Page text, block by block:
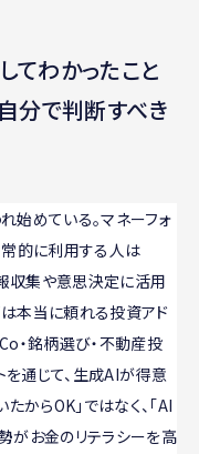
わかったこと
分で判断すべき
始めている。マネーフォ
常的に利用する人は
収集や意思決定に活用
は本当に頼れる投資アド
・銘柄選び・不動産投
通じて、生成AIが得意
からOK」ではなく、「AI
がお金のリテラシーを高